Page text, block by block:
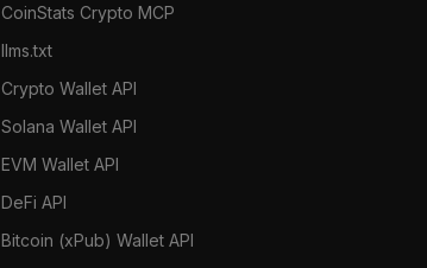
CoinStats Crypto MCP
llms.txt
Crypto Wallet API
Solana Wallet API
EVM Wallet API
DeFi API
Bitcoin (xPub) Wallet API